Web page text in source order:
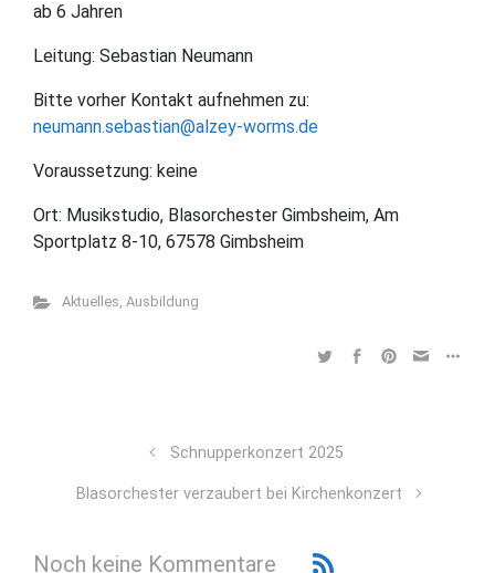
ab 6 Jahren
Leitung: Sebastian Neumann
Bitte vorher Kontakt aufnehmen zu:
neumann.sebastian@alzey-worms.de
Voraussetzung: keine
Ort: Musikstudio, Blasorchester Gimbsheim, Am
Sportplatz 8-10, 67578 Gimbsheim
Aktuelles, Ausbildung
Schnupperkonzert 2025
Blasorchester verzaubert bei Kirchenkonzert
Noch keine Kommentare